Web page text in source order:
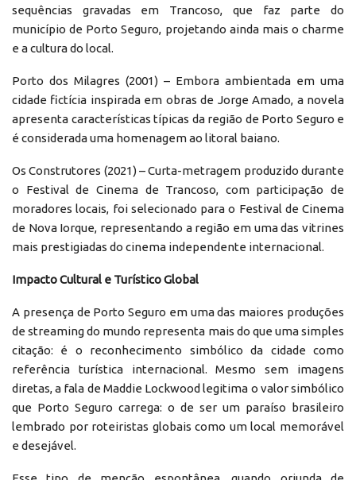
sequências gravadas em Trancoso, que faz parte do
município de Porto Seguro, projetando ainda mais o charme
e a cultura do local.
Porto dos Milagres (2001) – Embora ambientada em uma
cidade fictícia inspirada em obras de Jorge Amado, a novela
apresenta características típicas da região de Porto Seguro e
é considerada uma homenagem ao litoral baiano.
Os Construtores (2021) – Curta-metragem produzido durante
o Festival de Cinema de Trancoso, com participação de
moradores locais, foi selecionado para o Festival de Cinema
de Nova Iorque, representando a região em uma das vitrines
mais prestigiadas do cinema independente internacional.
Impacto Cultural e Turístico Global
A presença de Porto Seguro em uma das maiores produções
de streaming do mundo representa mais do que uma simples
citação: é o reconhecimento simbólico da cidade como
referência turística internacional. Mesmo sem imagens
diretas, a fala de Maddie Lockwood legitima o valor simbólico
que Porto Seguro carrega: o de ser um paraíso brasileiro
lembrado por roteiristas globais como um local memorável
e desejável.